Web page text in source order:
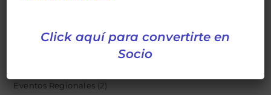
Eventos Regionales (2)
Click aquí para convertirte en
Socio